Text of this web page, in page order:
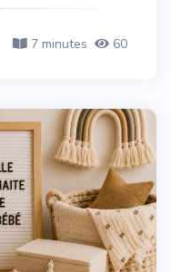
7 minutes 60